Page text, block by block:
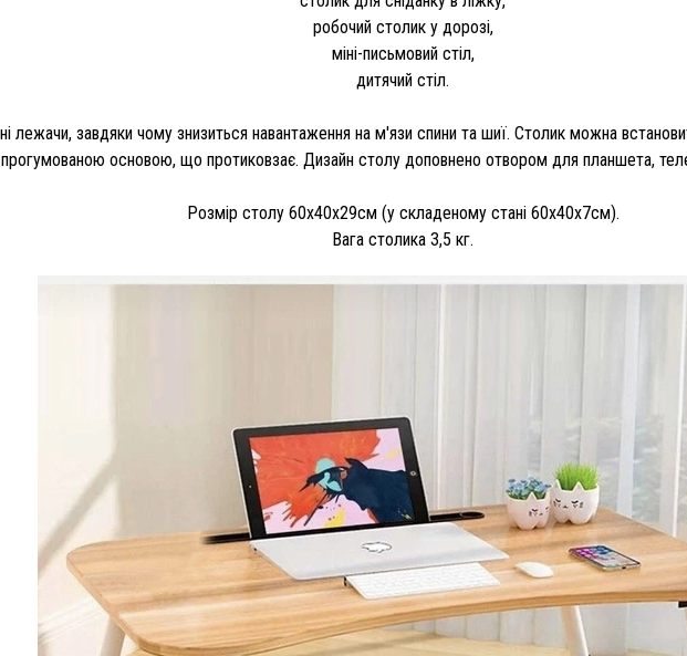
робочий столик у дорозі,
міні-письмовий стіл,
дитячий стіл.
завдяки чому знизиться навантаження на м'язи спини та шиї. Столик можна
прогумованою основою, що протиковзає. Дизайн столу доповнено отвором для планшета,
Розмір столу 60x40x29см (у складеному стані 60х40х7см).
Вага столика 3,5 кг.